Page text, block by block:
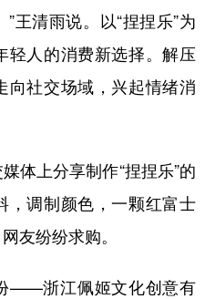
王清雨说。以“捏捏乐”为
轻人的消费新选择。解压
向社交场域，兴起情绪消
上分享制作“捏捏乐”的
，调制颜色，一颗红富士
友纷纷求购。
浙江佩姬文化创意有